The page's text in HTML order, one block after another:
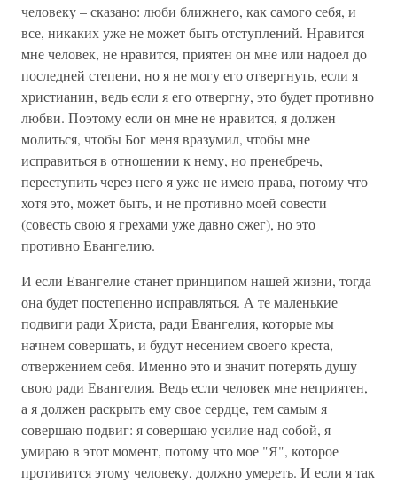
человеку – сказано: люби ближнего, как самого себя, и
все, никаких уже не может быть отступлений. Нравится
мне человек, не нравится, приятен он мне или надоел до
последней степени, но я не могу его отвергнуть, если я
христианин, ведь если я его отвергну, это будет противно
любви. Поэтому если он мне не нравится, я должен
молиться, чтобы Бог меня вразумил, чтобы мне
исправиться в отношении к нему, но пренебречь,
переступить через него я уже не имею права, потому что
хотя это, может быть, и не противно моей совести
(совесть свою я грехами уже давно сжег), но это
противно Евангелию.
И если Евангелие станет принципом нашей жизни, тогда
она будет постепенно исправляться. А те маленькие
подвиги ради Христа, ради Евангелия, которые мы
начнем совершать, и будут несением своего креста,
отвержением себя. Именно это и значит потерять душу
свою ради Евангелия. Ведь если человек мне неприятен,
а я должен раскрыть ему свое сердце, тем самым я
совершаю подвиг: я совершаю усилие над собой, я
умираю в этот момент, потому что мое "Я", которое
противится этому человеку, должно умереть. И если я так